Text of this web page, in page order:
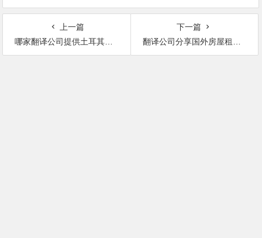
上一篇
哪家翻译公司提供土耳其语翻译？
下一篇
翻译公司分享国外房屋租赁合同翻译细节